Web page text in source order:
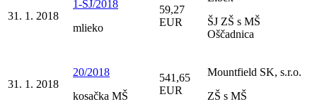
31. 1. 2018
1-SJ/2018
mlieko
59,27
EUR
ŠJ ZŠ s MŠ
Oščadnica
31. 1. 2018
20/2018
kosačka MŠ
541,65
EUR
Mountfield SK, s.r.o.
ZŠ s MŠ